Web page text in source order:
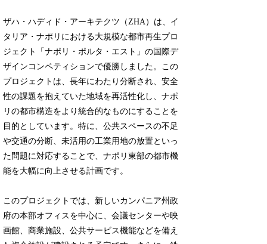
ザハ・ハディド・アーキテクツ（ZHA）は、イ
タリア・ナポリにおける大規模な都市再生プロ
ジェクト「ナポリ・ポルタ・エスト」の国際デ
ザインコンペティションで優勝しました。この
プロジェクトは、長年にわたり分断され、安全
性の課題を抱えていた地域を再活性化し、ナポ
リの都市構造をより統合的なものにすることを
目的としています。特に、公共スペースの不足
や交通の分断、未活用の工業用地の放置といっ
た問題に対応することで、ナポリ東部の都市機
能を大幅に向上させる計画です。
このプロジェクトでは、新しいカンパニア州政
府の本部オフィスを中心に、会議センターや映
画館、商業施設、公共サービス機能などを備え